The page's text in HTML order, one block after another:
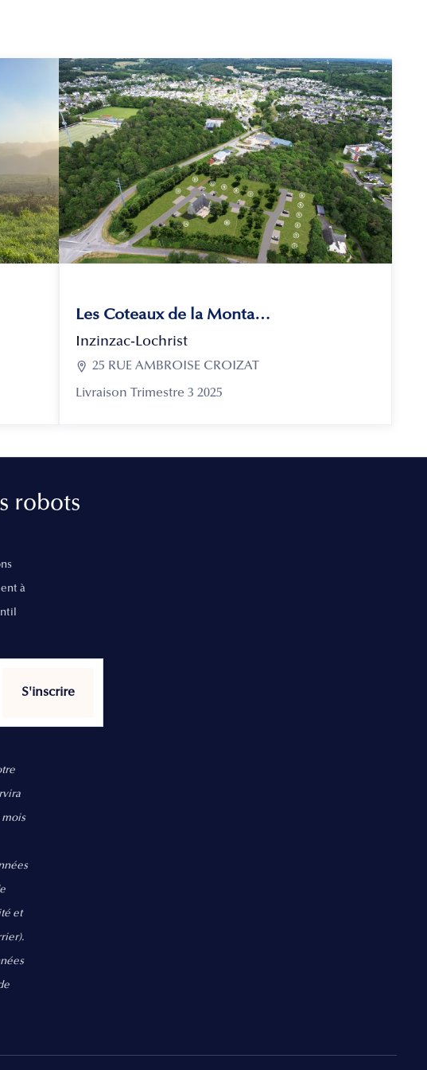
Les Coteaux de la Montagne
Inzinzac-Lochrist
 25 RUE AMBROISE CROIZAT
Livraison Trimestre 3 2025
robots
à
et